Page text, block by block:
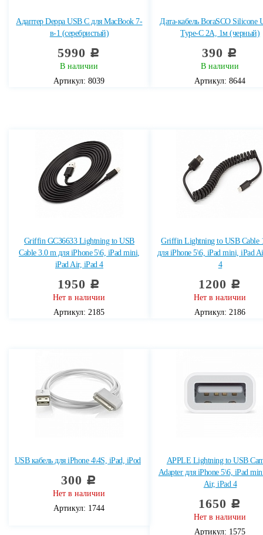
Адаптер Deppa USB C для MacBook 7-
в-1 (серебристый)
5990 c
В наличии
Артикул: 8039
Дата-кабель BoraSCO Silicone
Type-C 2А, 1м (черный)
390 c
В наличии
Артикул: 8644
Griffin GC36633 Lightning to USB
Cable 3.0 m для iPhone 5\6, iPad mini,
iPad Air, iPad 4
1950 c
Нет в наличии
Артикул: 2185
Griffin Lightning to USB Cable
для iPhone 5\6, iPad mini, iPad
4
1200 c
Нет в наличии
Артикул: 2186
USB кабель для iPhone 4\4S, iPad, iPod
300 c
Нет в наличии
Артикул: 1744
APPLE Lightning to USB
Adapter для iPhone 5\6, iPad
Air, iPad 4
1650 c
Нет в наличии
Артикул: 1575